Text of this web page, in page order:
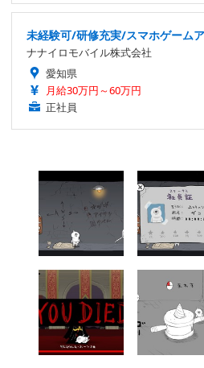
未経験可/研修充実/スマホゲーム
ナナイロモバイル株式会社
愛知県
月給30万円～60万円
正社員